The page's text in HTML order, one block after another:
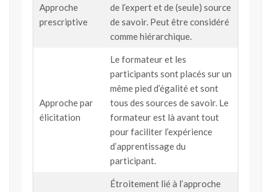
Approche
prescriptive
de l’expert et de (seule) source
de savoir. Peut être considéré
comme hiérarchique.
Approche par
élicitation
Le formateur et les
participants sont placés sur un
même pied d’égalité et sont
tous des sources de savoir. Le
formateur est là avant tout
pour faciliter l’expérience
d’apprentissage du
participant.
Étroitement lié à l’approche